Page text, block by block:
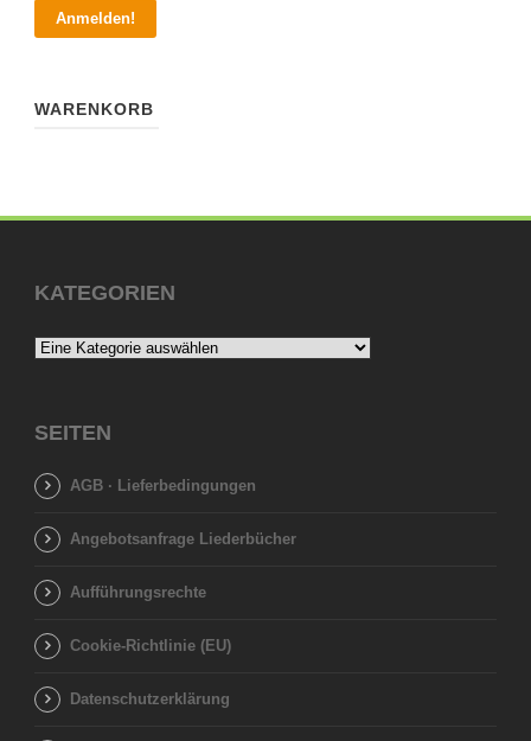
WARENKORB
KATEGORIEN
SEITEN
AGB · Lieferbedingungen
Angebotsanfrage Liederbücher
Aufführungsrechte
Cookie-Richtlinie (EU)
Datenschutzerklärung